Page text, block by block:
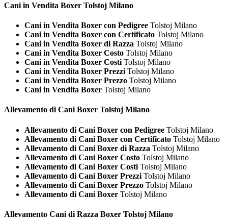
Cani in Vendita Boxer Tolstoj Milano
Cani in Vendita Boxer con Pedigree Tolstoj Milano
Cani in Vendita Boxer con Certificato Tolstoj Milano
Cani in Vendita Boxer di Razza Tolstoj Milano
Cani in Vendita Boxer Costo Tolstoj Milano
Cani in Vendita Boxer Costi Tolstoj Milano
Cani in Vendita Boxer Prezzi Tolstoj Milano
Cani in Vendita Boxer Prezzo Tolstoj Milano
Cani in Vendita Boxer Tolstoj Milano
Allevamento di Cani Boxer Tolstoj Milano
Allevamento di Cani Boxer con Pedigree Tolstoj Milano
Allevamento di Cani Boxer con Certificato Tolstoj Milano
Allevamento di Cani Boxer di Razza Tolstoj Milano
Allevamento di Cani Boxer Costo Tolstoj Milano
Allevamento di Cani Boxer Costi Tolstoj Milano
Allevamento di Cani Boxer Prezzi Tolstoj Milano
Allevamento di Cani Boxer Prezzo Tolstoj Milano
Allevamento di Cani Boxer Tolstoj Milano
Allevamento Cani di Razza Boxer Tolstoj Milano